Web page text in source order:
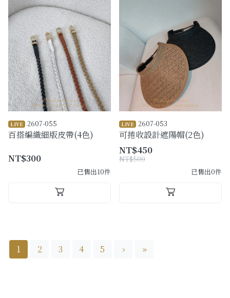
LIVE 2607-055
百搭編織細版皮帶(4色)
NT$300
已售出10件
LIVE 2607-053
可捲收設計遮陽帽(2色)
NT$450
NT$500
已售出0件
1 2 3 4 5 › »